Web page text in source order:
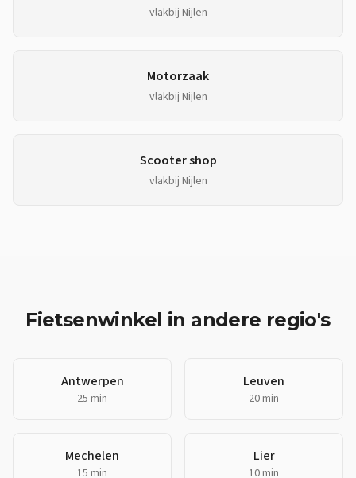
vlakbij Nijlen
Motorzaak
vlakbij Nijlen
Scooter shop
vlakbij Nijlen
Fietsenwinkel in andere regio's
Antwerpen
25 min
Leuven
20 min
Mechelen
15 min
Lier
10 min